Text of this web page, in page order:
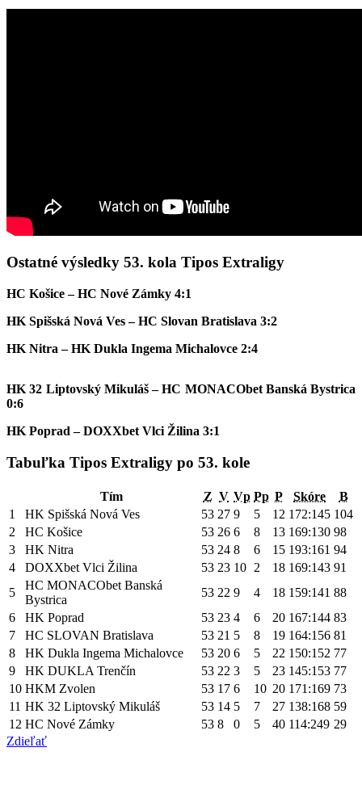
Ostatné výsledky 53. kola Tipos Extraligy
HC Košice – HC Nové Zámky 4:1
HK Spišská Nová Ves – HC Slovan Bratislava 3:2
HK Nitra – HK Dukla Ingema Michalovce 2:4
HK 32 Liptovský Mikuláš – HC MONACObet Banská Bystrica
0:6
HK Poprad – DOXXbet Vlci Žilina 3:1
Tabuľka Tipos Extraligy po 53. kole
Tím Z V Vp Pp P Skóre
B
1
HK Spišská Nová Ves 53 27 9 5 12 172:145 104
2
HC Košice 53 26 6 8 13 169:130 98
3
HK Nitra 53 24 8 6 15 193:161 94
4
DOXXbet Vlci Žilina 53 23 10 2 18 169:143 91
5
HC MONACObet Banská
Bystrica
53 22 9 4 18 159:141 88
6
HK Poprad 53 23 4 6 20 167:144 83
7
HC SLOVAN Bratislava 53 21 5 8 19 164:156 81
8
HK Dukla Ingema Michalovce 53 20 6 5 22 150:152 77
9
HK DUKLA Trenčín 53 22 3 5 23 145:153 77
10 HKM Zvolen 53 17 6 10 20 171:169 73
11 HK 32 Liptovský Mikuláš 53 14 5 7 27 138:168 59
12 HC Nové Zámky 53 8 0 5 40 114:249 29
Zdieľať